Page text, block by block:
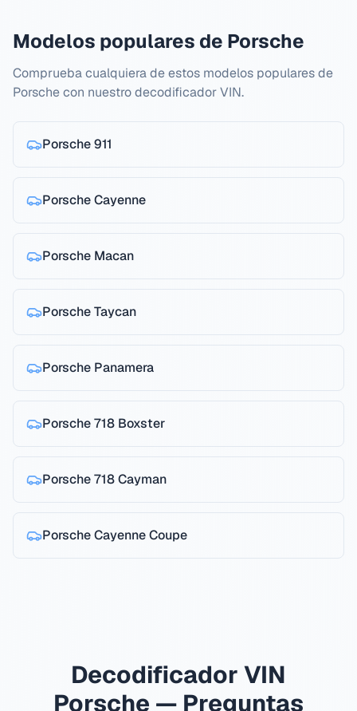
Modelos populares de Porsche
Comprueba cualquiera de estos modelos populares de
Porsche con nuestro decodificador VIN.
Porsche911
PorscheCayenne
Porsche Macan
PorscheTaycan
Porsche Panamera
Porsche718 Boxster
Porsche718 Cayman
PorscheCayenne Coupe
Decodificador VIN
Porsche — Preguntas